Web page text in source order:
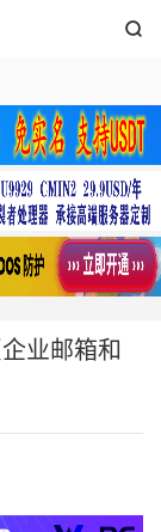

业邮箱和